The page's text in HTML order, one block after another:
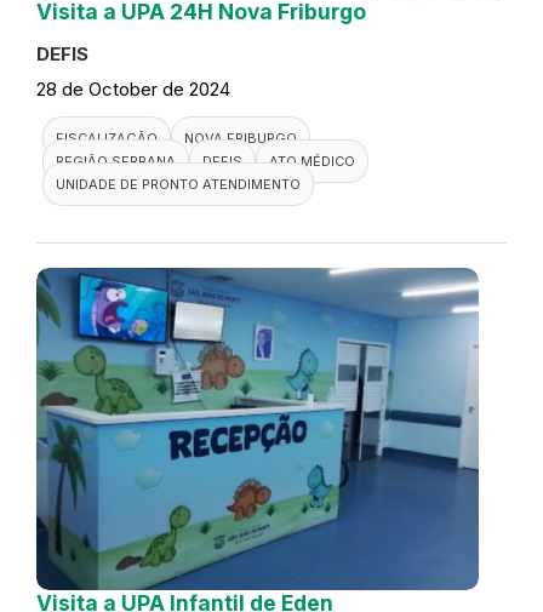
Visita a UPA 24H Nova Friburgo
DEFIS
28 de October de 2024
FISCALIZAÇÃO
NOVA FRIBURGO
REGIÃO SERRANA
DEFIS
ATO MÉDICO
UNIDADE DE PRONTO ATENDIMENTO
Visita a UPA Infantil de Eden